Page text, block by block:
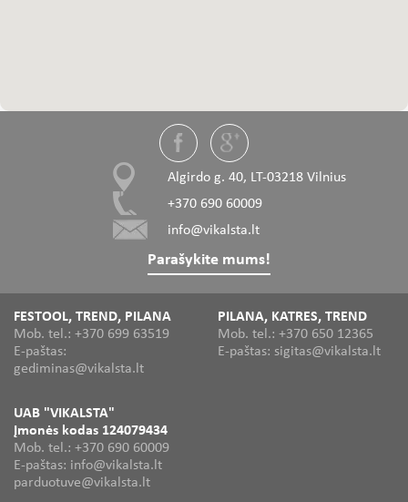
Algirdo g. 40, LT-03218 Vilnius
+370 690 60009
info@vikalsta.lt
Parašykite mums!
FESTOOL, TREND, PILANA
Mob. tel.: +370 699 63519
E-paštas:
gediminas@vikalsta.lt
PILANA, KATRES, TREND
Mob. tel.: +370 650 12365
E-paštas: sigitas@vikalsta.lt
UAB "VIKALSTA"
Įmonės kodas 124079434
Mob. tel.: +370 690 60009
E-paštas: info@vikalsta.lt
parduotuve@vikalsta.lt